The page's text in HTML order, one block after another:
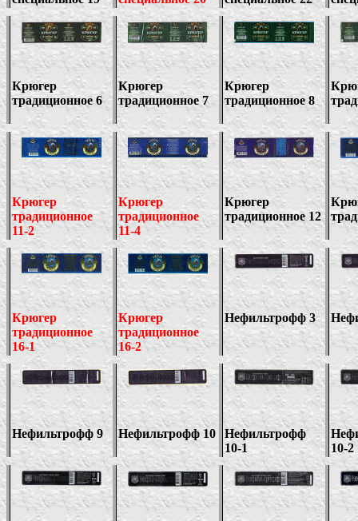
Крюгер
традиционное 6
Крюгер
традиционное 7
Крюгер
традиционное 8
Крюгер
традиционное
11-2
Крюгер
традиционное
11-4
Крюгер
традиционное 12
Крюгер
традиционное
16-1
Крюгер
традиционное
16-2
Нефильтрофф 3
Нефильтрофф 9 Нефильтрофф 10
Нефильтрофф
10-1
10-2